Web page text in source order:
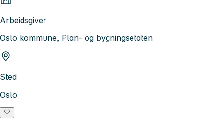
Arbeidsgiver
Oslo kommune, Plan- og bygningsetaten
Sted
Oslo